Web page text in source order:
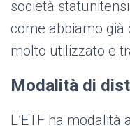
società
come abbiamo già
molto utilizzato e
Modalità di
L’ETF ha modalità